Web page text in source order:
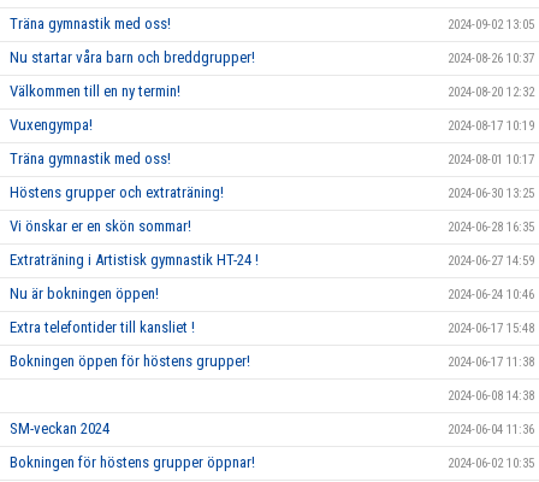
Träna gymnastik med oss! 2024-09-02 13:05
Nu startar våra barn och breddgrupper! 2024-08-26 10:37
Välkommen till en ny termin! 2024-08-20 12:32
Vuxengympa! 2024-08-17 10:19
Träna gymnastik med oss! 2024-08-01 10:17
Höstens grupper och extraträning! 2024-06-30 13:25
Vi önskar er en skön sommar! 2024-06-28 16:35
Extraträning i Artistisk gymnastik HT-24 ! 2024-06-27 14:59
Nu är bokningen öppen! 2024-06-24 10:46
Extra telefontider till kansliet ! 2024-06-17 15:48
Bokningen öppen för höstens grupper! 2024-06-17 11:38
2024-06-08 14:38
SM-veckan 2024 2024-06-04 11:36
Bokningen för höstens grupper öppnar! 2024-06-02 10:35